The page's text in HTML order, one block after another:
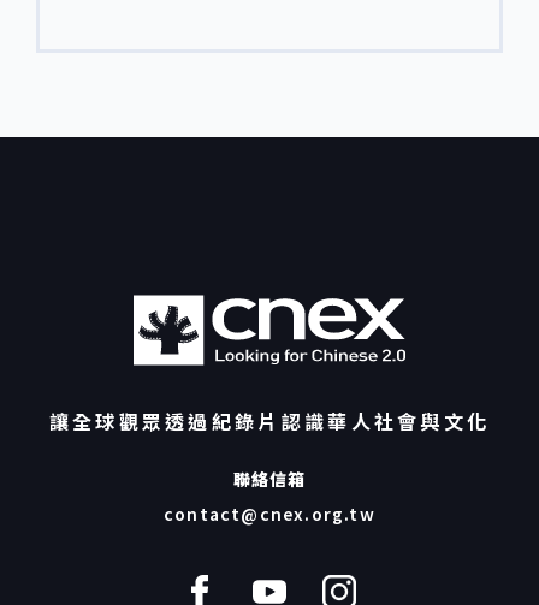
錄片補助，幾乎砍掉多數公共資金來源。雖然新政
零散的小額資金，才能讓製作得以持續。 韓國創
作者的錯誤的安全感 […]
歷時近十年。Ema 前後拜訪約 30 所學校，才終於
成功說服地方政府與教育單位。 製作上，她與
NHK 合作，由 NHK 提供一名攝影師與器材長期投
入，這樣的製作模式，使長時間、沉浸式的拍攝得
以實現。 全然觀察式的拍攝方法 拍攝橫跨一整個
超過 700 小時素材。連同前期研究與後期整理，她
拍攝期間，她每天在校園中行走約三萬步，反覆穿
梭於走廊與教室之間，尋找那些稍縱即逝、卻足以
揭示制度與情感的微小真實瞬間。拍攝團隊使用的
在感，讓孩子與老師得以回到日常節奏之中。 聲音
同樣是關鍵。教師桌上擺放的無線麥克風，如同御
數量卻持續上升，形成更加擁擠的市場環境。
Mandy 回顧近年的觀察，認為串流平台曾帶來的短
暫繁榮如今已顯露其侷限。「老實說，我不認為串
偶爾會買下紀錄片，多半是為衝擊獎季，真正主動
能將希望全數寄託在平台身上，而應該理解自己的
嚴峻，她依然強調全球還有許多積極支持紀錄片的
為例，影展每年放映超過 250 部作品，但能真正獲
讓全球觀眾透過紀錄片認識華人社會與文化
聯絡信箱
contact@cnex.org.tw